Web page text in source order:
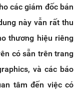
các giám đốc bán
này vẫn rất thu
thương hiệu riêng
có sẵn trên trang
và các báo
tâm đến việc có